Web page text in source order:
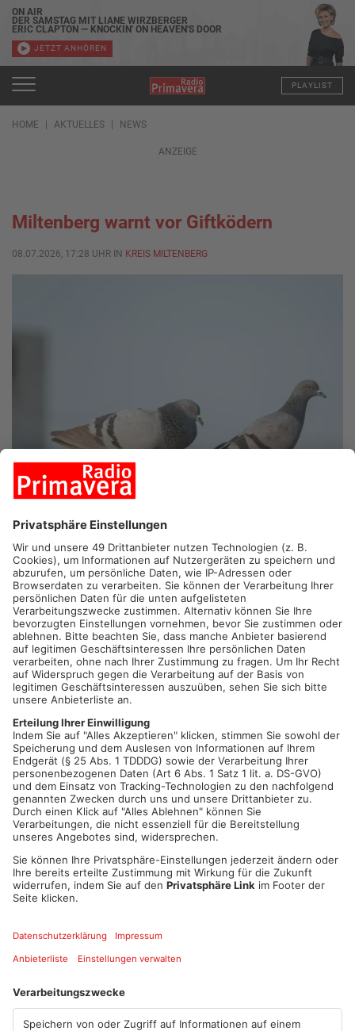
ON AIR
DER SAMSTAG MIT LIANE WIRZBERGER
ERIC CLAPTON — KNOCKIN' ON HEAVEN'S DOOR
JETZT ANHÖREN
PLAYLIST
HOME AKTUELLES NEWS
ANZEIGE
Miltenberg warnt vor Giftködern
08.07.2026, 17:28 UHR IN KREIS MILTENBERG
MILTENBERG. Giftköder, tote Greifvögel und präparierte
Tauben: Das Landratsamt Miltenberg warnt jetzt vor illegaler
Verfolgung von Greifvögeln und Eulen.
Ein Fall aus Eschau macht deutlich, worauf das Landratsamt
jetzt aufmerksam macht. Dort war Anfang April ein Habicht
gefunden worden, der sich offenbar an einer vergifteten Taube
verletzt hatte. Solche sogenannten Kamikaze-Tauben werden
mit Gift präpariert und sollen Greifvögel gezielt treffen. Der
Habicht konnte damals nur gerettet werden, weil ein Tierarzt
schnell reagiert hat. Besonders gefährlich: Das eingesetzte
Gift Carbofuran kann auch für Menschen und Haustiere
Köder oder Fallen entdeckt, soll deshalb Abstand halten und
Polizei oder Naturschutzbehörde informieren.
Artikel teilen
Mehr aus Kreis
Miltenberg